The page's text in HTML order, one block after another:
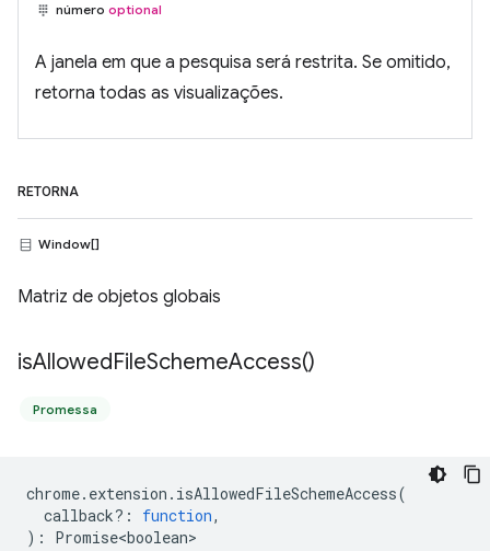
número optional
A janela em que a pesquisa será restrita. Se omitido,
retorna todas as visualizações.
RETORNA
Window[]
Matriz de objetos globais
isAllowedFileSchemeAccess()
Promessa
chrome. extension . isAllowedFileSchemeAccess(
callback? : function,
) : Promise<boolean>